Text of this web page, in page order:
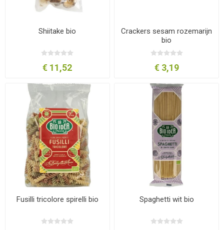
Shiitake bio
€ 11,52
Crackers sesam rozemarijn
bio
€ 3,19
Fusilli tricolore spirelli bio Spaghetti wit bio